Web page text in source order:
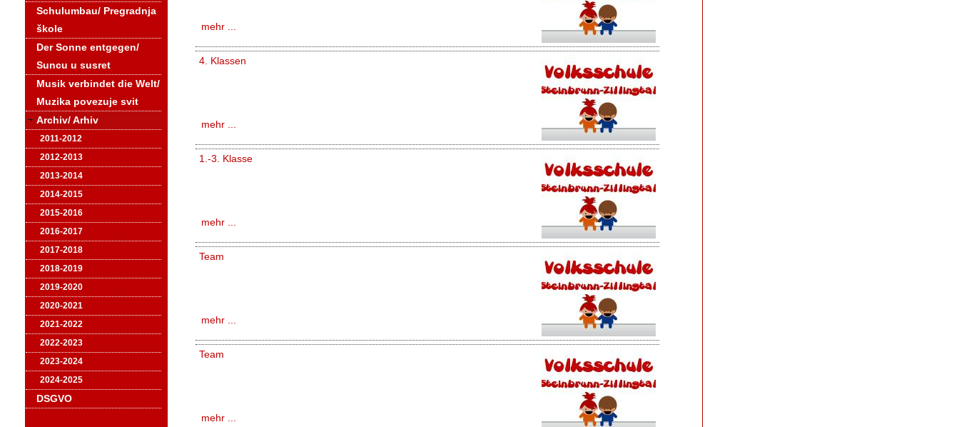
Schulumbau/ Pregradnja
škole
Der Sonne entgegen/
Suncu u susret
Musik verbindet die Welt/
Muzika povezuje svit
Archiv/ Arhiv
2011-2012
2012-2013
2013-2014
2014-2015
2015-2016
2016-2017
2017-2018
2018-2019
2019-2020
2020-2021
2021-2022
2022-2023
2023-2024
2024-2025
DSGVO
mehr ...
4. Klassen
mehr ...
1.-3. Klasse
mehr ...
Team
mehr ...
Team
mehr ...